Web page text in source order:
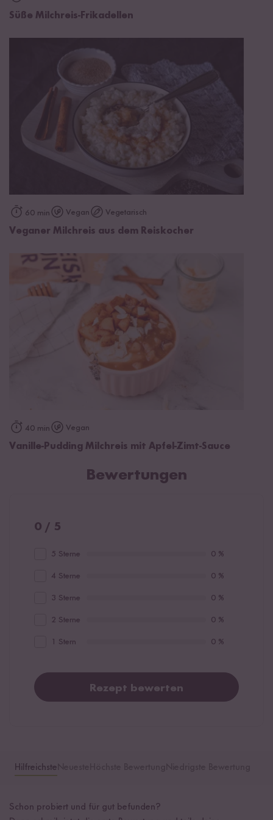
Süße Milchreis-Frikadellen
60 min Vegan Vegetarisch
Veganer Milchreis aus dem Reiskocher
40 min Vegan
Vanille-Pudding Milchreis mit Apfel-Zimt-Sauce
Bewertungen
0 / 5
5 Sterne 0 %
4 Sterne 0 %
3 Sterne 0 %
2 Sterne 0 %
1 Stern 0 %
Rezept bewerten
Hilfreichste
Schon probiert und für gut befunden?